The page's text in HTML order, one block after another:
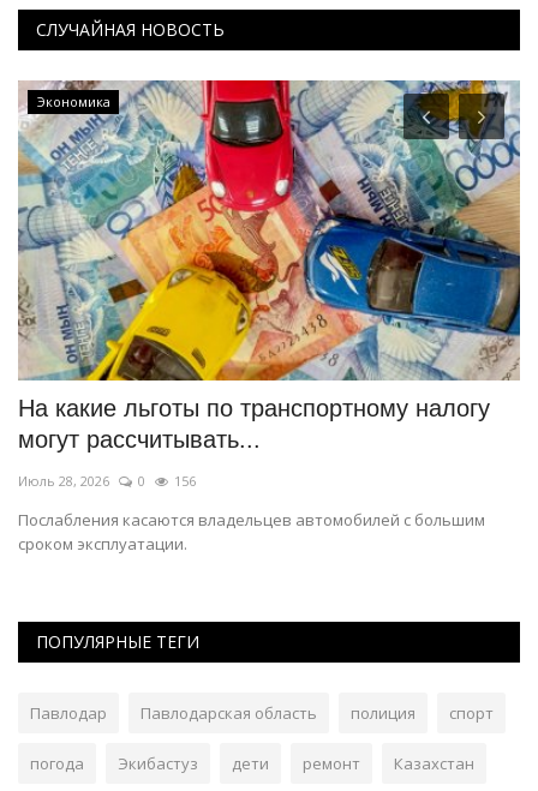
СЛУЧАЙНАЯ НОВОСТЬ
Экономика
На какие льготы по транспортному налогу
могут рассчитывать...
Июль 28, 2026 0 156
Послабления касаются владельцев автомобилей с большим
сроком эксплуатации.
ПОПУЛЯРНЫЕ ТЕГИ
Павлодар Павлодарская область полиция спорт
погода Экибастуз дети ремонт Казахстан